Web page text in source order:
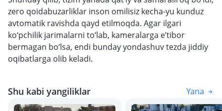
zero qoidabuzarliklar inson omilisiz kecha-yu kunduz
avtomatik ravishda qayd etilmoqda. Agar ilgari
ko‘pchilik jarimalarni to‘lab, kameralarga e’tibor
bermagan bo‘lsa, endi bunday yondashuv tezda jiddiy
oqibatlarga olib keladi.
Shu kabi yangiliklar Yana